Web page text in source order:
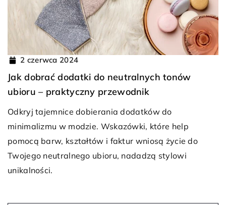
2 czerwca 2024
Jak dobrać dodatki do neutralnych tonów
ubioru – praktyczny przewodnik
Odkryj tajemnice dobierania dodatków do
minimalizmu w modzie. Wskazówki, które help
pomocą barw, kształtów i faktur wniosą życie do
Twojego neutralnego ubioru, nadadzą stylowi
unikalności.